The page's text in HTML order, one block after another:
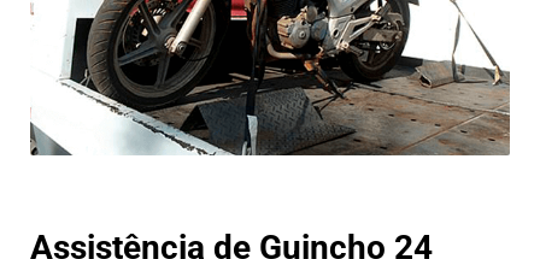
Assistência de Guincho 24